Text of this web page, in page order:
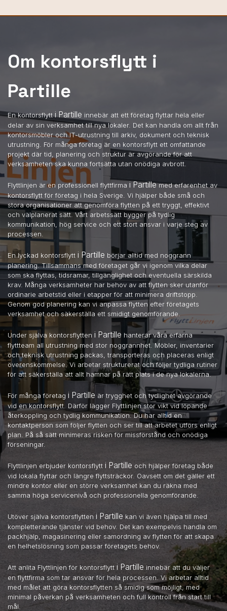
Om kontorsflytt i
Partille
En kontorsflytti Partille innebär att ett företag flyttar hela eller
delar av sin verksamhet till nya lokaler. Det kan handla om allt från
kontorsmöbler och IT-utrustning till arkiv, dokument och teknisk
utrustning. För många företag är en kontorsflytt ett omfattande
projekt där tid, planering och struktur är avgörande för att
verksamheten ska kunna fortsätta utan onödiga avbrott.
Flyttlinjen är en professionell flyttfirma i Partillemed erfarenhet av
kontorsflytt för företag i hela Sverige. Vi hjälper både små och
stora organisationer att genomföra flytten på ett tryggt, effektivt
och välplanerat sätt. Vårt arbetssätt bygger på tydlig
kommunikation, hög service och ett stort ansvar i varje steg av
processen.
En lyckad kontorsflytt i Partille börjar alltid med noggrann
planering. Tillsammans med företaget går vi igenom vilka delar
som ska flyttas, tidsramar, tillgänglighet och eventuella särskilda
krav. Många verksamheter har behov av att flytten sker utanför
ordinarie arbetstid eller i etapper för att minimera driftstopp.
Genom god planering kan vi anpassa flytten efter företagets
verksamhet och säkerställa ett smidigt genomförande.
Under själva kontorsflytten i Partille hanterar våra erfarna
flyttteam all utrustning med stor noggrannhet. Möbler, inventarier
och teknisk utrustning packas, transporteras och placeras enligt
överenskommelse. Vi arbetar strukturerat och följer tydliga rutiner
för att säkerställa att allt hamnar på rätt plats i de nya lokalerna.
För många företag i Partille är trygghet och tydlighet avgörande
vid en kontorsflytt. Därför lägger Flyttlinjen stor vikt vid löpande
återkoppling och tydlig kommunikation. Du har alltid en
kontaktperson som följer flytten och ser till att arbetet utförs enligt
plan. På så sätt minimeras risken för missförstånd och onödiga
förseningar.
Flyttlinjen erbjuder kontorsflytt i Partille och hjälper företag både
vid lokala flyttar och längre flyttsträckor. Oavsett om det gäller ett
mindre kontor eller en större verksamhet kan du räkna med
samma höga servicenivå och professionella genomförande.
Utöver själva kontorsflytten i Partille kan vi även hjälpa till med
kompletterande tjänster vid behov. Det kan exempelvis handla om
packhjälp, magasinering eller samordning av flytten för att skapa
en helhetslösning som passar företagets behov.
Att anlita Flyttlinjen för kontorsflytt i Partille innebär att du väljer
en flyttfirma som tar ansvar för hela processen. Vi arbetar alltid
med målet att göra kontorsflytten så smidig som möjligt, med
minimal påverkan på verksamheten och full kontroll från start till
mål.